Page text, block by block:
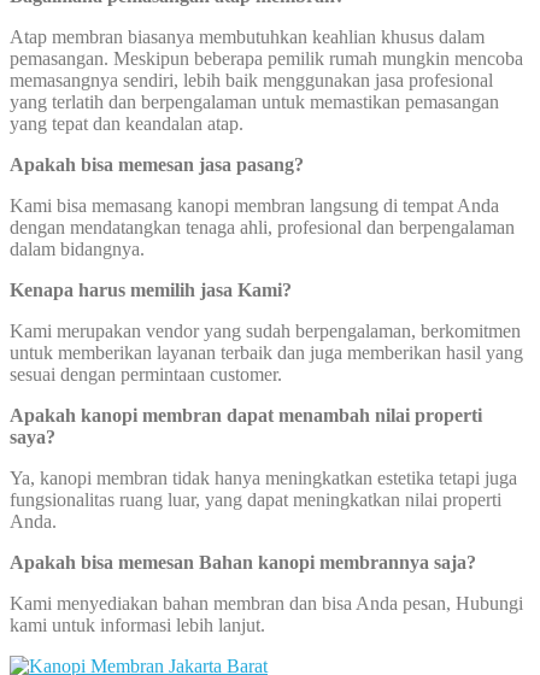
Atap membran biasanya membutuhkan keahlian khusus dalam
pemasangan. Meskipun beberapa pemilik rumah mungkin mencoba
memasangnya sendiri, lebih baik menggunakan jasa profesional
yang terlatih dan berpengalaman untuk memastikan pemasangan
yang tepat dan keandalan atap.
Apakah bisa memesan jasa pasang?
Kami bisa memasang kanopi membran langsung di tempat Anda
dengan mendatangkan tenaga ahli, profesional dan berpengalaman
dalam bidangnya.
Kenapa harus memilih jasa Kami?
Kami merupakan vendor yang sudah berpengalaman, berkomitmen
untuk memberikan layanan terbaik dan juga memberikan hasil yang
sesuai dengan permintaan customer.
Apakah kanopi membran dapat menambah nilai properti
saya?
Ya, kanopi membran tidak hanya meningkatkan estetika tetapi juga
fungsionalitas ruang luar, yang dapat meningkatkan nilai properti
Anda.
Apakah bisa memesan Bahan kanopi membrannya saja?
Kami menyediakan bahan membran dan bisa Anda pesan, Hubungi
kami untuk informasi lebih lanjut.